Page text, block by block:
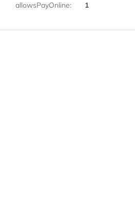
allowsPayOnline: 1